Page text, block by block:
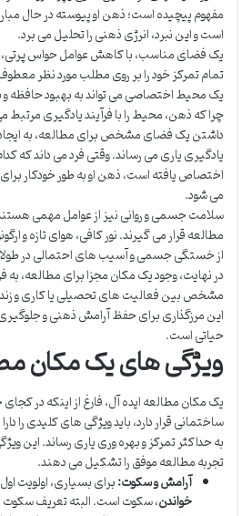
مفهوم پیچیده است؛ ذهن او پیوسته در حال
است و این نبرد، انرژی ذهنی را تحلیل می برد.
یک فضای مناسب، با کاهش عوامل حواس پرتی،
تمام تمرکز خود را بر روی مطلب مورد نظر
یک محیط اختصاصی می تواند به بهبود حافظه و
چرا که ذهن، محیط را با فرآیند یادگیری مرتبط
داشتن یک فضای مشخص برای مطالعه، به ایجاد
یادگیری یاری می رساند. وقتی فرد می داند که
اختصاص یافته است، ذهن او به طور خودکار
می شود.
سلامت جسمی و روانی نیز از عوامل مهمی
مطالعه قرار می گیرند. نور کافی، هوای تازه و
از خستگی جسمی و آسیب های احتمالی در
در نهایت، وجود یک مکان مجزا برای مطالعه،
مشخص بین فعالیت های تحصیلی یا کاری و
این مرزگذاری برای حفظ آرامش ذهنی و
حیاتی است.
ویژگی های یک مکان
یک مکان مطالعه ایده آل، فارغ از اینکه در
ساختمانی قرار دارد، باید ویژگی های کلیدی را
به حداکثر تمرکز و بهره وری یاری رساند. این
تجربه مطالعه موفق را تشکیل می دهند.
آرامش و سکوت:برای بسیاری، اولویت
خواندن، سکوت است. البته تعریف سکوت